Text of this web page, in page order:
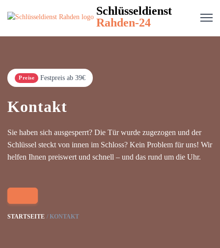
Schlüsseldienst
Rahden-24
Preise Festpreis ab 39€
Kontakt
Sie haben sich ausgesperrt? Die Tür wurde zugezogen und der
Schlüssel steckt von innen im Schloss? Kein Problem für uns! Wir
helfen Ihnen preiswert und schnell – und das rund um die Uhr.
STARTSEITE KONTAKT